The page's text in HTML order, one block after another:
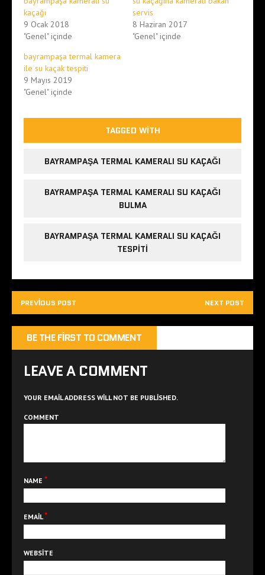
kaçağı
9 Ocak 2018
"Genel" içinde
servis
8 Haziran 2017
"Genel" içinde
bayrampaşa termal kamera
ile su kaçak tespiti
9 Mayıs 2019
"Genel" içinde
TAGGED WITH
BAYRAMPAŞA TERMAL KAMERALI SU KAÇAĞI
BAYRAMPAŞA TERMAL KAMERALI SU KAÇAĞI
BULMA
BAYRAMPAŞA TERMAL KAMERALI SU KAÇAĞI
TESPITI
PREVIOUS POST NEXT POST
BE THE FIRST TO COMMENT
LEAVE A COMMENT
YOUR EMAIL ADDRESS WILL NOT BE PUBLISHED.
COMMENT
NAME *
EMAIL*
WEBSITE